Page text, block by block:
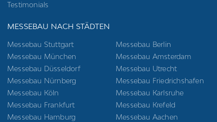
Testimonials
MESSEBAU NACH STÄDTEN
Messebau Stuttgart
Messebau München
Messebau Düsseldorf
Messebau Nürnberg
Messebau Köln
Messebau Frankfurt
Messebau Hamburg
Messebau Berlin
Messebau Amsterdam
Messebau Utrecht
Messebau Friedrichshafen
Messebau Karlsruhe
Messebau Krefeld
Messebau Aachen